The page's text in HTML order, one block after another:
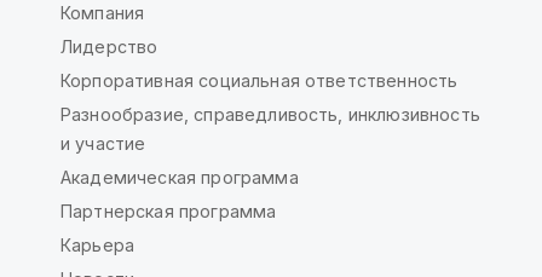
Компания
Лидерство
Корпоративная социальная ответственность
Разнообразие, справедливость, инклюзивность
и участие
Академическая программа
Партнерская программа
Карьера